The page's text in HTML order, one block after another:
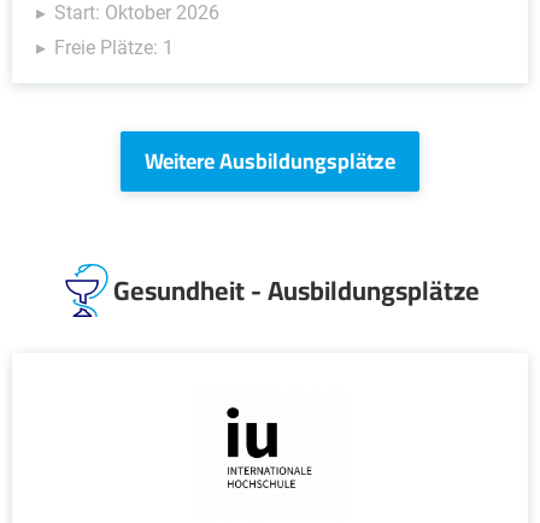
Start: Oktober 2026
Freie Plätze: 1
Weitere Ausbildungsplätze
Gesundheit - Ausbildungsplätze